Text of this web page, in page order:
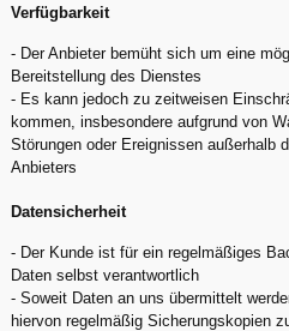
Verfügbarkeit
- Der Anbieter bemüht sich um eine
Bereitstellung des Dienstes
- Es kann jedoch zu zeitweisen
kommen, insbesondere aufgrund von
Störungen oder Ereignissen außerhalb
Anbieters
Datensicherheit
- Der Kunde ist für ein regelmäßiges
Daten selbst verantwortlich
- Soweit Daten an uns übermittelt
hiervon regelmäßig Sicherungskopien